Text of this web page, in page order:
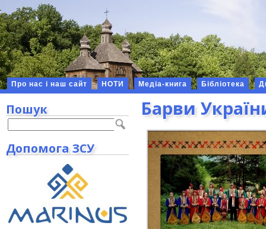
Про нас і наш сайт НОТИ Медіа-книга Бібліотека
Барви
Пошук
Допомога ЗСУ